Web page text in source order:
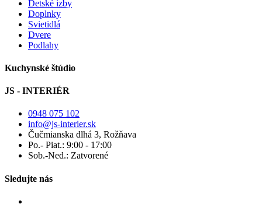
Detské izby
Doplnky
Svietidlá
Dvere
Podlahy
Kuchynské štúdio
JS - INTERIÉR
0948 075 102
info@js-interier.sk
Čučmianska dlhá 3, Rožňava
Po.- Piat.: 9:00 - 17:00
Sob.-Ned.: Zatvorené
Sledujte nás